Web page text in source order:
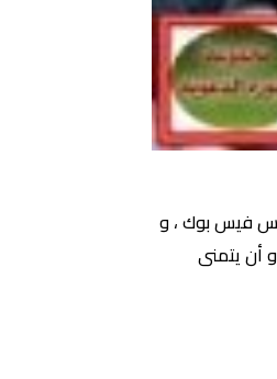
فيس بوك ، و
أن يتمنى